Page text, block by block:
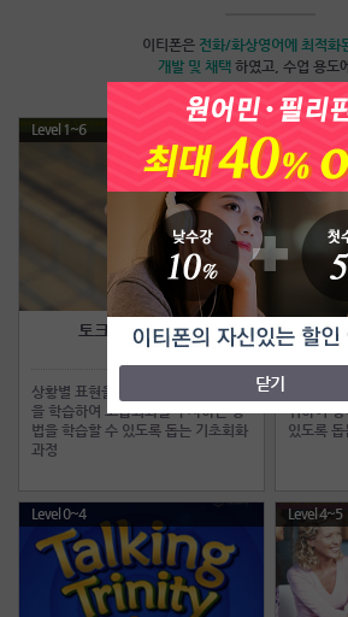
이티폰은 전화/화상영어에 최적화
개발 및 채택 하였고, 수업 용도
Level 1~6
토크얼라이브과정
Talk Alive
상황별 표현을 중심으로 유용한 패턴
을 학습하여 고급회화를 구사하는 방
법을 학습할 수 있도록 돕는 기초회화
과정
일상대
위하여
있도록
Level 0~4 Level 4~5
닫기